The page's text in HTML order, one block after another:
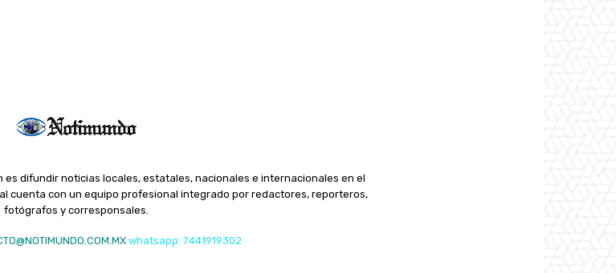
es difundir noticias locales, estatales, nacionales e internacionales en el
cuenta con un equipo profesional integrado por redactores, reporteros,
fotógrafos y corresponsales.
whatsapp: 7441919302